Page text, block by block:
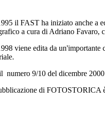
il FAST ha iniziato anche a
a cura di Adriano Favaro,
viene edita da un'importante
numero 9/10 del dicembre
di FOTOSTORICA